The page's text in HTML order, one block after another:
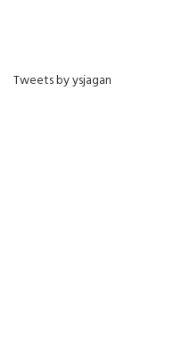
Tweets by ysjagan